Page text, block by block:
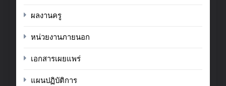
ผลงานครู
หน่วยงานภายนอก
เอกสารเผยแพร่
แผนปฏิบัติการ